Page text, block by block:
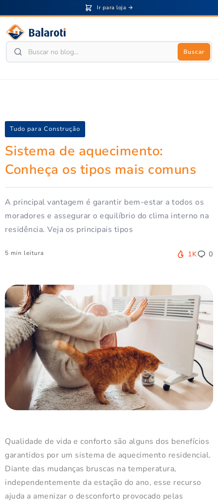
Ir para loja →
Buscar
Tudo para Construção
Sistema de aquecimento:
Conheça os tipos mais comuns
A principal vantagem é garantir bem-estar a todos os
moradores e assegurar o equilíbrio do clima interno na
residência. Veja os principais tipos
5 min leitura 1K 0
Qualidade de vida e conforto são alguns dos benefícios
garantidos por um sistema de aquecimento residencial.
Diante das mudanças bruscas na temperatura,
independentemente da estação do ano, esse recurso
ajuda a amenizar o desconforto provocado pelas